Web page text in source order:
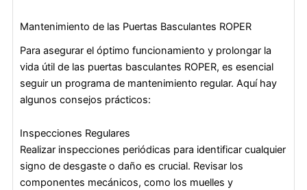
Mantenimiento de las Puertas Basculantes ROPER
Para asegurar el óptimo funcionamiento y prolongar la
vida útil de las puertas basculantes ROPER, es esencial
seguir un programa de mantenimiento regular. Aquí hay
algunos consejos prácticos:
Inspecciones Regulares
Realizar inspecciones periódicas para identificar cualquier
signo de desgaste o daño es crucial. Revisar los
componentes mecánicos, como los muelles y